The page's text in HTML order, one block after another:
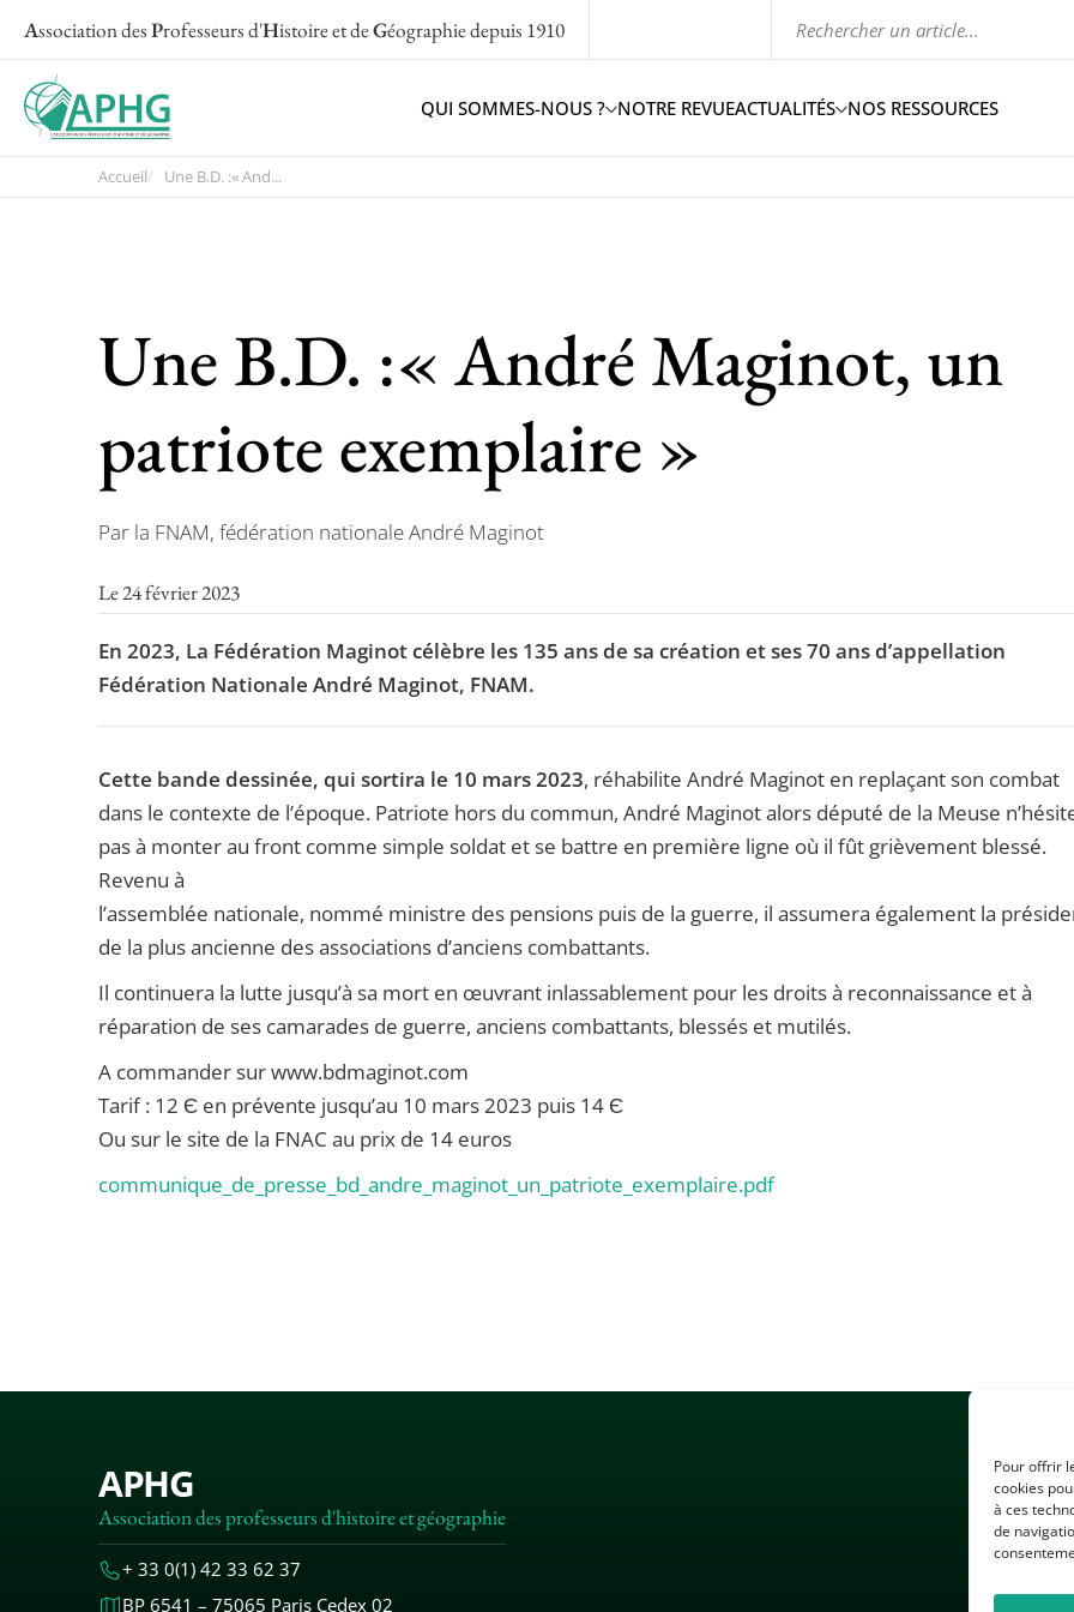
Pour offrir
cookies
à ces
de
Association desProfesseurs d'Histoire et deGéographiedepuis 1910
QUI SOMMES-NOUS ? NOTRE REVUEACTUALITÉS NOS RESSOURCES
Accueil Une B.D. :« And...
Une B.D. :« André Maginot, un
patriote exemplaire »
Par la FNAM, fédération nationale André Maginot
Le 24 février 2023
En 2023, La Fédération Maginot célèbre les 135 ans de sa création et ses 70 ans d’appellation
Fédération Nationale André Maginot, FNAM.
Cette bande dessinée, qui sortira le 10 mars 2023, réhabilite André Maginot en replaçant son combat
dans le contexte de l’époque. Patriote hors du commun, André Maginot alors député de la Meuse
pas à monter au front comme simple soldat et se battre en première ligne où il fût grièvement blessé.
Revenu à
l’assemblée nationale, nommé ministre des pensions puis de la guerre, il assumera également la
de la plus ancienne des associations d’anciens combattants.
Il continuera la lutte jusqu’à sa mort en œuvrant inlassablement pour les droits à reconnaissance et à
réparation de ses camarades de guerre, anciens combattants, blessés et mutilés.
A commander sur www.bdmaginot.com
Tarif : 12 Є en prévente jusqu’au 10 mars 2023 puis 14 Є
Ou sur le site de la FNAC au prix de 14 euros
communique_de_presse_bd_andre_maginot_un_patriote_exemplaire.pdf
APHG
Association des professeurs d'histoire et géographie
+ 33 0(1) 42 33 62 37
BP 6541 – 75065 Paris Cedex 02